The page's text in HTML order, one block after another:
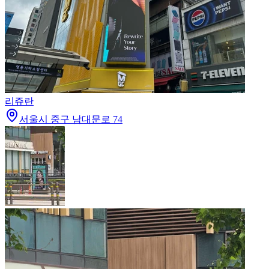
리쥬란
서울시 중구 남대문로 74